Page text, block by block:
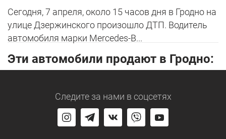
Сегодня, 7 апреля, около 15 часов дня в Гродно на
улице Дзержинского произошло ДТП. Водитель
автомобиля марки Mercedes-B...
Эти автомобили продают в Гродно:
Следите за нами в соцсетях